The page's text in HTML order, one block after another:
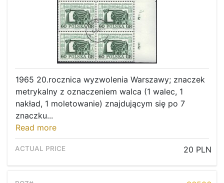
1965 20.rocznica wyzwolenia Warszawy; znaczek
metrykalny z oznaczeniem walca (1 walec, 1
nakład, 1 moletowanie) znajdującym się po 7
znaczku...
Read more
20 PLN